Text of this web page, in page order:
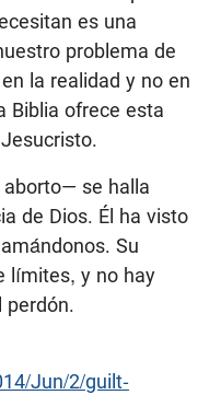
es una
problema de
la realidad y no en
Biblia ofrece esta
se halla
de Dios. Él ha visto
Su
límites, y no hay
perdón.
Jun/2/guilt-